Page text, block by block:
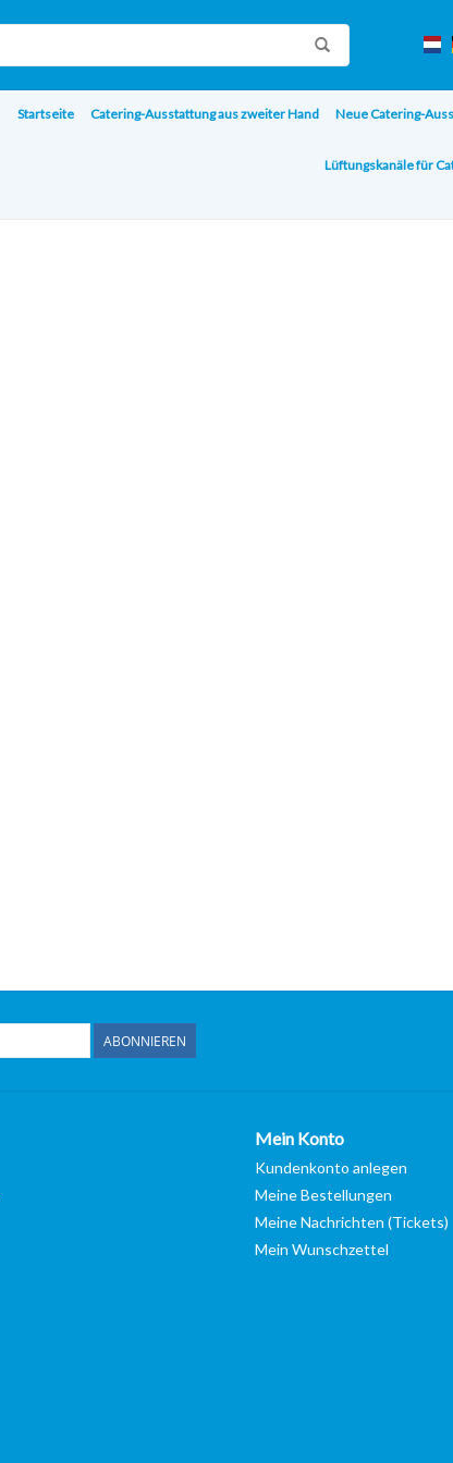
Startseite Catering-Ausstattung aus zweiter Hand Neue Catering-
Lüftungskanäle für
ABONNIEREN
Mein Konto
Kundenkonto anlegen
Meine Bestellungen
Meine Nachrichten (Tickets)
Mein Wunschzettel